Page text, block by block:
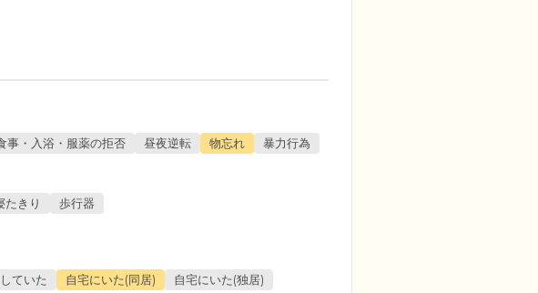
事・入浴・服薬の拒否 昼夜逆転 物忘れ
暴力行為
たきり 歩行器
ていた 自宅にいた(同居) 自宅にいた(独居)